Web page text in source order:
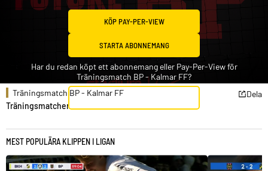
KÖP PAY-PER-VIEW
STARTA ABONNEMANG
Har du redan köpt ett abonnemang eller Pay-Per-View för
Träningsmatch BP - Kalmar FF?
LOGGA IN
Träningsmatch BP - Kalmar FF
Träningsmatcher
Dela
MEST POPULÄRA KLIPPEN I LIGAN